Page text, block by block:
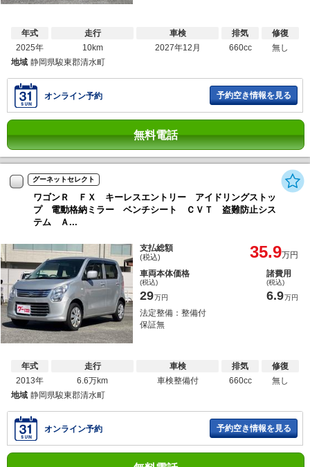
年式
2025年
走行
10km
車検
2027年12月
排気
660cc
修復
無し
地域 静岡県駿東郡清水町
オンライン予約 予約空き情報を見る
無料電話
グーネットセレクト
ワゴンＲ ＦＸ キーレスエントリー アイドリングストッ
プ 電動格納ミラー ベンチシート ＣＶＴ 盗難防止シス
テム Ａ...
支払総額
(税込) 35.9万円
車両本体価格
(税込)
29万円
諸費用
(税込)
6.9万円
法定整備：整備付
保証無
年式
2013年
走行
6.6万km
車検
車検整備付
排気
660cc
修復
無し
地域 静岡県駿東郡清水町
オンライン予約 予約空き情報を見る